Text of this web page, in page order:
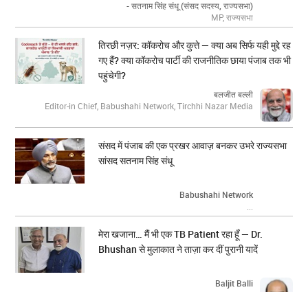
- सतनाम सिंह संधू (संसद सदस्य, राज्यसभा)
MP, राज्यसभा
तिरछी नज़र: कॉकरोच और कुत्ते — क्या अब सिर्फ यही मुद्दे रह
गए हैं? क्या कॉकरोच पार्टी की राजनीतिक छाया पंजाब तक भी
पहुंचेगी?
बलजीत बल्ली
Editor-in Chief, Babushahi Network, Tirchhi Nazar Media
संसद में पंजाब की एक प्रखर आवाज़ बनकर उभरे राज्यसभा
सांसद सतनाम सिंह संधू
Babushahi Network
...
मेरा खजाना… मैं भी एक TB Patient रहा हूँ — Dr.
Bhushan से मुलाकात ने ताज़ा कर दीं पुरानी यादें
Baljit Balli